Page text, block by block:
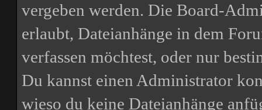
vergeben werden. Die Board-
erlaubt, Dateianhänge in dem
verfassen möchtest, oder nur
Du kannst einen Administrator
wieso du keine Dateianhänge